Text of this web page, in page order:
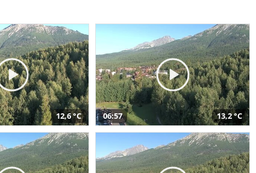
12,6 °C 06:57 13,2 °C